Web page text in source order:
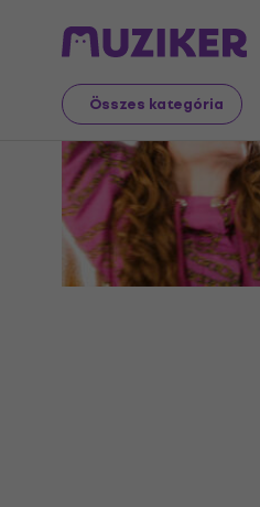
Összes kategória